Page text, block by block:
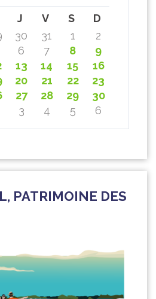
J V S
D
30 31 1
2
6 7 8
9
13 14 15
16
20 21 22
23
27 28 29
30
3 4 5 6
PATRIMOINE DES